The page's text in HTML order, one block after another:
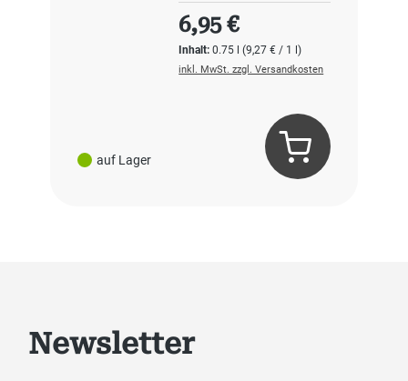
auf Lager
Inhalt:0.75 l(9,27 € / 1 l)
Regulärer Preis:
6,95 €
inkl. MwSt. zzgl. Versandkosten
Newsletter